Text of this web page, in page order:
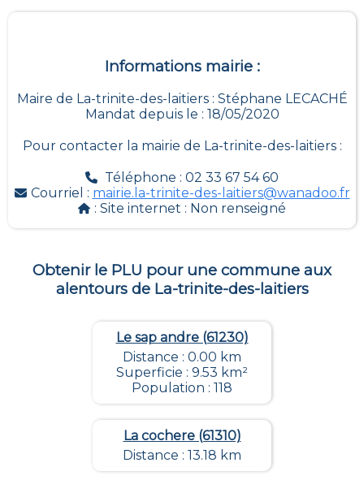
Informations mairie :
Maire de La-trinite-des-laitiers : Stéphane LECACHÉ
Mandat depuis le : 18/05/2020
Pour contacter la mairie de La-trinite-des-laitiers:
Téléphone : 02 33 67 54 60
Courriel : mairie.la-trinite-des-laitiers@wanadoo.fr
: Site internet : Non renseigné
Obtenir le PLU pour une commune aux
alentours de La-trinite-des-laitiers
Le sap andre (61230)
Distance : 0.00 km
Superficie : 9.53 km²
Population : 118
La cochere (61310)
Distance : 13.18 km